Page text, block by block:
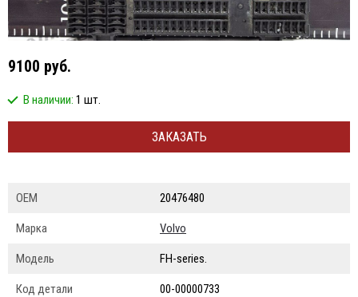
9100 руб.
В наличии: 1 шт.
ЗАКАЗАТЬ
ОЕМ 20476480
Марка Volvo
Модель FH-series.
Код детали 00-00000733